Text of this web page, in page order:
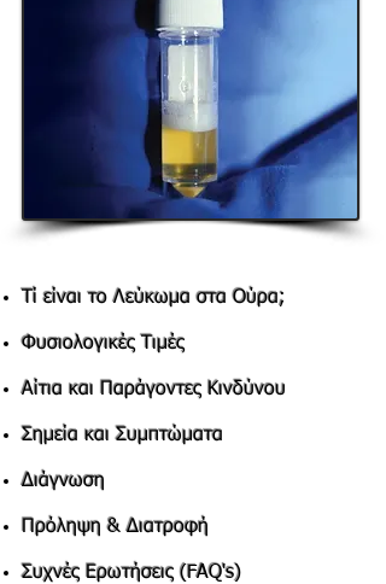
Τί είναι το Λεύκωμα στα Ούρα;
Φυσιολογικές Τιμές
Αίτια και Παράγοντες Κινδύνου
Σημεία και Συμπτώματα
Διάγνωση
​​Πρόληψη & Διατροφή
Συχνές Ερωτήσεις (FAQ's)